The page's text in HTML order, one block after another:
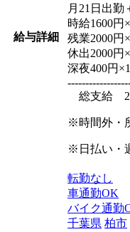
給与詳細
月21日出勤
時給1600円
残業2000円
休出2000円
深夜400円
総支給
※時間外・
※日払い・
転勤なし
車通勤OK
バイク通勤
千葉県 柏市